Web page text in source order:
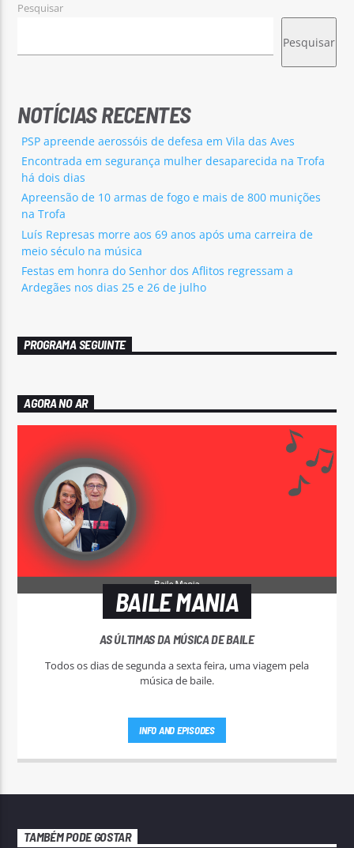
Pesquisar
Pesquisar
NOTÍCIAS RECENTES
PSP apreende aerossóis de defesa em Vila das Aves
Encontrada em segurança mulher desaparecida na Trofa
há dois dias
Apreensão de 10 armas de fogo e mais de 800 munições
na Trofa
Luís Represas morre aos 69 anos após uma carreira de
meio século na música
Festas em honra do Senhor dos Aflitos regressam a
Ardegães nos dias 25 e 26 de julho
PROGRAMA SEGUINTE
AGORA NO AR
BAILE MANIA
AS ÚLTIMAS DA MÚSICA DE BAILE
Todos os dias de segunda a sexta feira, uma viagem pela
música de baile.
INFO AND EPISODES
TAMBÉM PODE GOSTAR